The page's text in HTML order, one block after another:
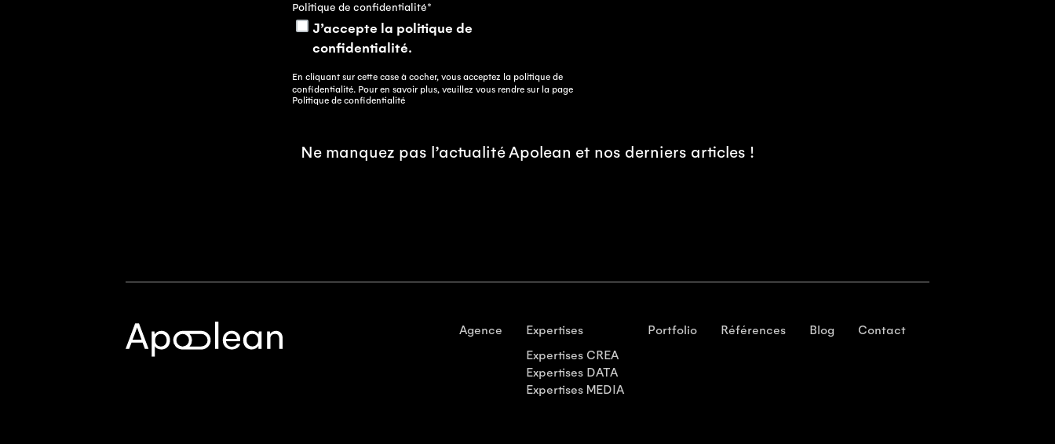
Politique de confidentialité*
J’accepte la politique de
confidentialité.
En cliquant sur cette case à cocher, vous acceptez la politique de
confidentialité. Pour en savoir plus, veuillez vous rendre sur la page
Politique de confidentialité
Ne manquez pas l’actualité Apolean et nos derniers articles !
Agence
Expertises
Expertises CREA
Expertises DATA
Expertises MEDIA
Portfolio Références Blog Contact